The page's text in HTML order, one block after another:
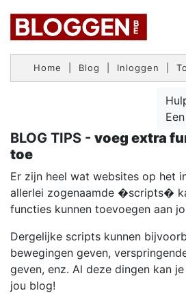
Home Blog Inloggen
BLOG TIPS - voeg extra
toe
Er zijn heel wat websites op het
allerlei zogenaamde �scripts�
functies kunnen toevoegen aan
Dergelijke scripts kunnen
bewegingen geven,
geven, enz. Al deze dingen kan
jou blog!